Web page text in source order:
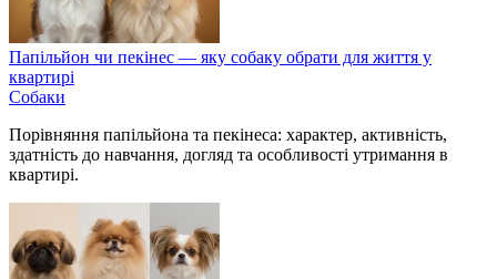
Папільйон чи пекінес — яку собаку обрати для життя у
квартирі
Собаки
Порівняння папільйона та пекінеса: характер, активність,
здатність до навчання, догляд та особливості утримання в
квартирі.